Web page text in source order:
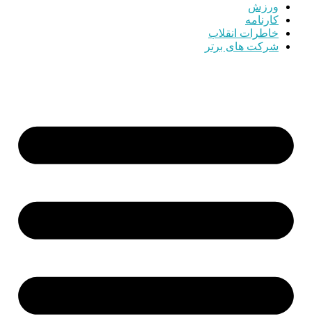
ورزش
کارنامه
خاطرات انقلاب
شرکت های برتر